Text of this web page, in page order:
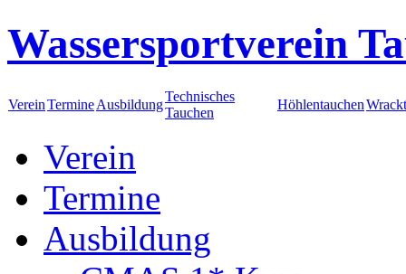
Wassersportverein
VereinTermineAusbildung
Technisches
Tauchen
Höhlentauchen
Verein
Termine
Ausbildung